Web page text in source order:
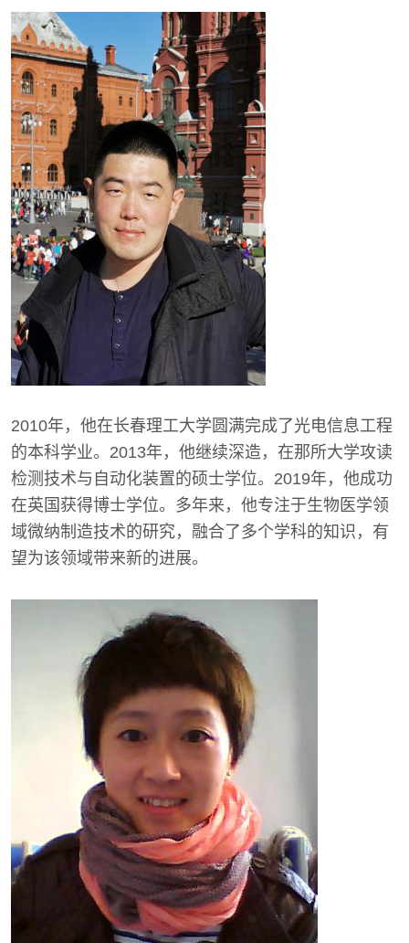
2010年，他在长春理工大学圆满完成了光电信息工程
的本科学业。2013年，他继续深造，在那所大学攻读
检测技术与自动化装置的硕士学位。2019年，他成功
在英国获得博士学位。多年来，他专注于生物医学领
域微纳制造技术的研究，融合了多个学科的知识，有
望为该领域带来新的进展。